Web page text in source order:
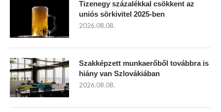
Tizenegy százalékkal csökkent az
uniós sörkivitel 2025-ben
2026.08.08.
Szakképzett munkaerőből továbbra is
hiány van Szlovákiában
2026.08.08.